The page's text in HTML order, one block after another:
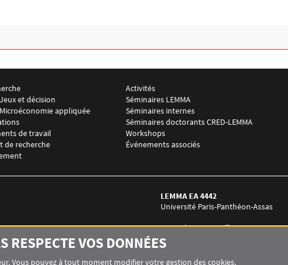
LEMMA 2
et décision
appliquée
de travail
de recherche
Menu footer LEMMA 3
Activités
Séminaires LEMMA
Séminaires internes
Séminaires doctorants CRED-LEMMA
Workshops
Événements associés
LEMMA EA 4442
Université Paris-Panthéon-Assas
4 rue Blaise Desgoffe
75006 Paris
Tél. : +33 (0)1 70 23 20 06
Contact :Laurence Guez-Arzt
RESPECTE VOS DONNÉES
Vous pouvez à tout moment modifier votre gestion des cookies.